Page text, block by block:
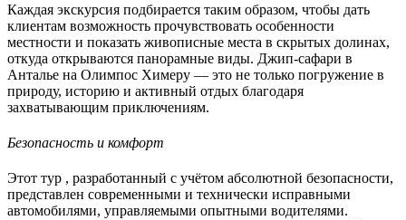
Каждая экскурсия подбирается таким образом, чтобы дать
клиентам возможность прочувствовать особенности
местности и показать живописные места в скрытых долинах,
откуда открываются панорамные виды. Джип-сафари в
Анталье на Олимпос Химеру — это не только погружение в
природу, историю и активный отдых благодаря
захватывающим приключениям.
Безопасность и комфорт
Этот тур , разработанный с учётом абсолютной безопасности,
представлен современными и технически исправными
автомобилями, управляемыми опытными водителями.